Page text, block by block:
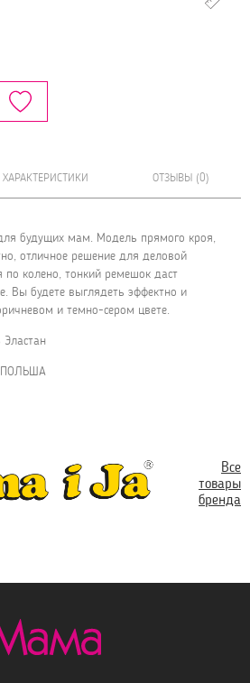
ХАРАКТЕРИСТИКИ ОТЗЫВЫ (0)
будущих мам. Модель прямого кроя,
отличное решение для деловой
колено, тонкий ремешок даст
Вы будете выглядеть эффектно и
и темно-сером цвете.
ПОЛЬША
Все
товары
бренда